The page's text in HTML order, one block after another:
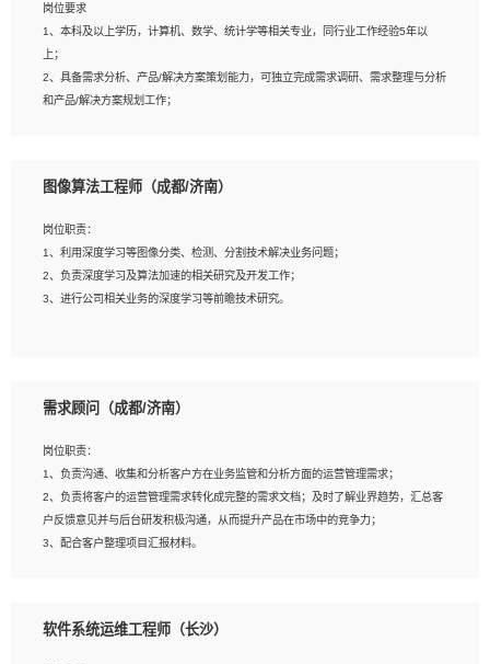
岗位要求：
1、全日制统招本科及以上学历，计算机相关专业毕业，5年以上开发工作经验；
2、具有扎实的java编程功底和良好的编码习惯，有分布式、多线程及高并发系统开
发经验和性能调优经验尤佳；熟悉JVM调优；掌握基础中间件、基础架构方案和云
平台、云产品功能特性，熟练使用相关平台的功能和了解其背后实现机制；
研发管理流程建设经验；
种常用框架和技术Springboot、Shiro、springcloud等；熟悉Linux常用命令和了解
常用脚本语言，较丰富的线上系统运维经验，复杂问题排查思路清晰。
岗位要求
1、本科及以上学历，计算机、数学、统计学等相关专业，同行业工作经验5年以
上；
2、具备需求分析、产品/解决方案策划能力，可独立完成需求调研、需求整理与分析
和产品/解决方案规划工作；
相关的解决方案，包括视频分析、图像识别、NLP、OCR、机器学习等；
AI算法框架，对人脸识别、目标检测、图像识别、OCR、NLP等AI算法有深刻理
解。具有AI平台级产品/解决方案从业经验者优先。具有大数据技术背景者优先；
6、具备良好的客户意识与沟通能力，善于学习思考、创新与团队协作，认真负责、
执行力与抗压力强。
图像算法工程师（成都/济南）
岗位职责：
1、利用深度学习等图像分类、检测、分割技术解决业务问题；
2、负责深度学习及算法加速的相关研究及开发工作；
3、进行公司相关业务的深度学习等前瞻技术研究。
2、2年以上图像处理开发经验，熟悉python和spark开发；
建深度学习系统环境；
4、熟悉OPENCV、HALCON等常用图像处理软件，熟练进行图像处理；
5、熟悉主流的分类算法、聚类算法和关联分析算法原理，能熟练使用神经网络算法
的进行业务建模；
6、对OCR领域有深入的研究，熟悉模型调参，压缩和整型化方法；
需求顾问（成都/济南）
岗位职责：
1、负责沟通、收集和分析客户方在业务监管和分析方面的运营管理需求；
2、负责将客户的运营管理需求转化成完整的需求文档；及时了解业界趋势，汇总客
户反馈意见并与后台研发积极沟通，从而提升产品在市场中的竞争力；
3、配合客户整理项目汇报材料。
1、3年以上运营或解决方案的工作经验。
软件系统运维工程师（长沙）